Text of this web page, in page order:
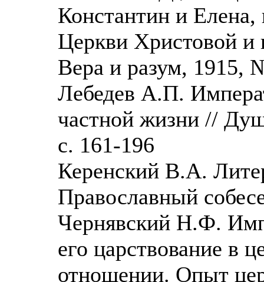
Константин и
Церкви Христовой и
Вера и разум, 1915,
Лебедев А.П.
частной жизни //
с. 161-196
Керенский В.А.
Православный
Чернявский Н.Ф.
его царствование в
отношении. Опыт